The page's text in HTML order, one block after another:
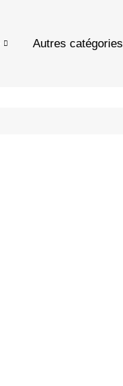
Autres catégories